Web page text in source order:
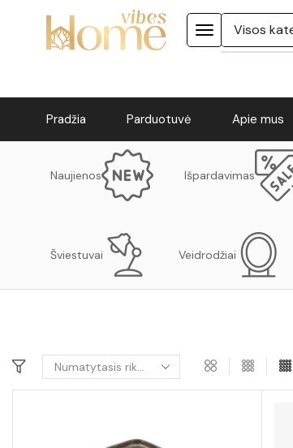
Pradžia Parduotuvė Apie mus
Naujienos Išpardavimas
Šviestuvai Veidrodžiai